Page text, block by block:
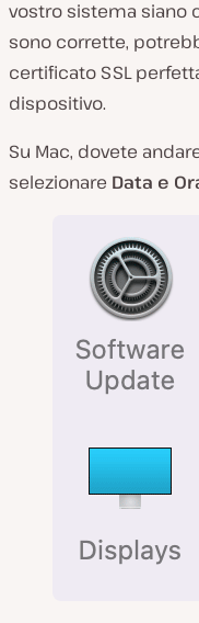
vostro sistema siano
sono corrette,
certificato SSL
dispositivo.
Su Mac, dovete
selezionare Data e